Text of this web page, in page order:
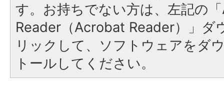
す。お持ちでない方は、左記の
Reader（Acrobat Reader）」ダ
リックして、ソフトウェアをダ
トールしてください。